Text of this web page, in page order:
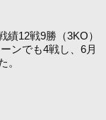
12戦9勝（3KO）
ンでも4戦し、6月
。